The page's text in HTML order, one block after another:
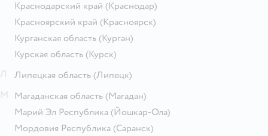
Краснодарский край (Краснодар)
Красноярский край (Красноярск)
Курганская область (Курган)
Курская область (Курск)
Липецкая область (Липецк)
Магаданская область (Магадан)
Марий Эл Республика (Йошкар-Ола)
Мордовия Республика (Саранск)